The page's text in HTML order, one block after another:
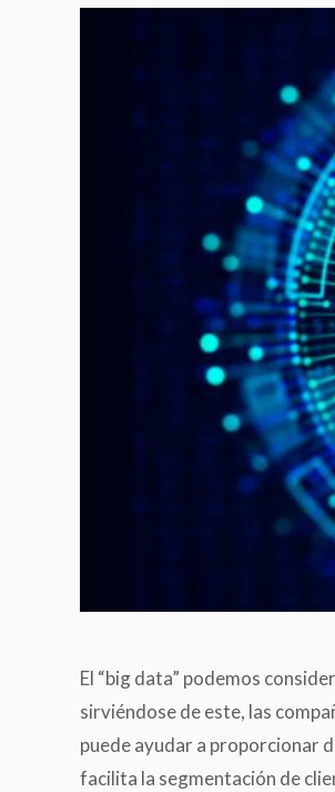
El “big data” podemos
sirviéndose de este, las
puede ayudar a proporcionar
facilita la segmentación de